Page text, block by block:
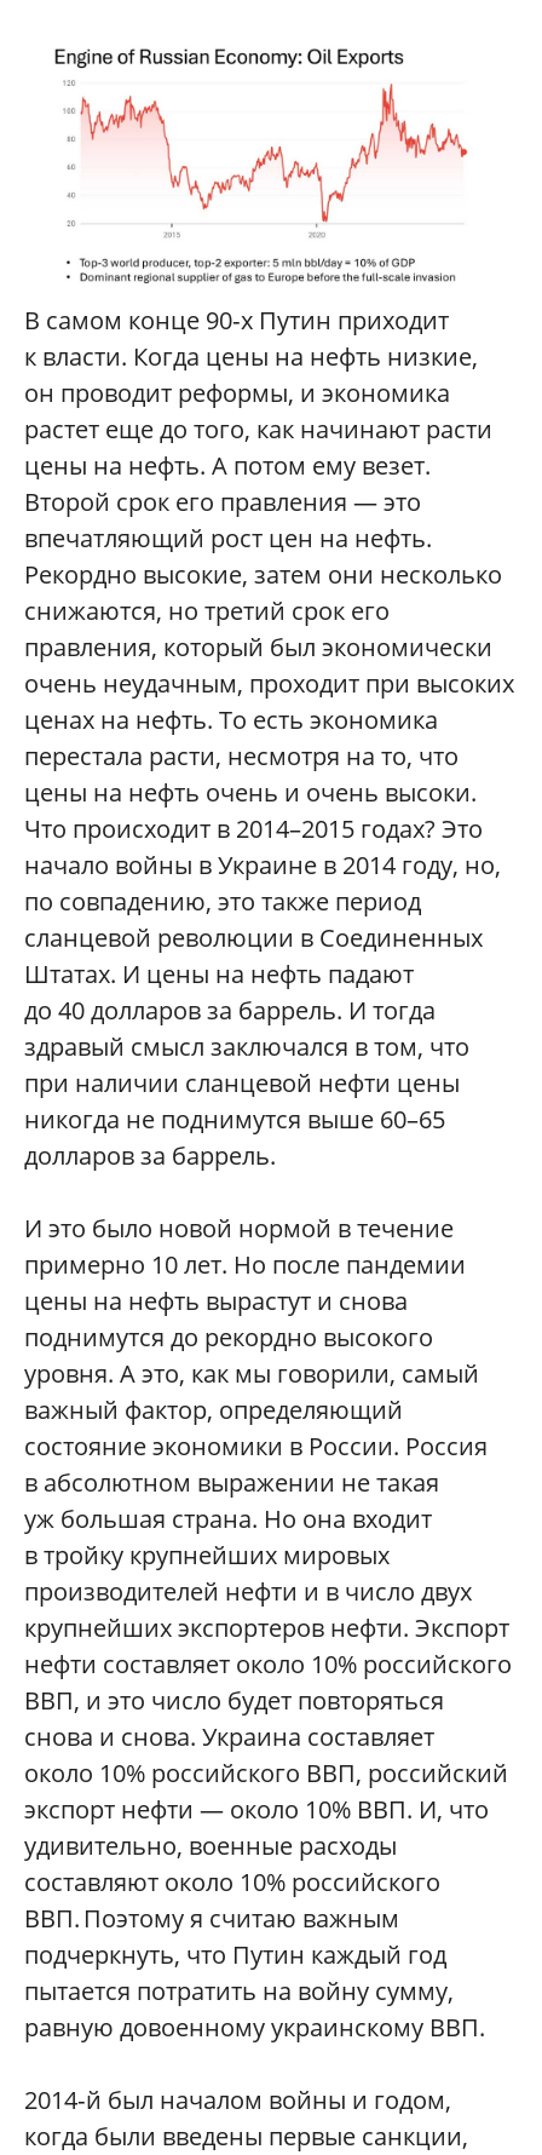
В самом конце 90‑х Путин приходит
к власти. Когда цены на нефть низкие,
он проводит реформы, и экономика
растет еще до того, как начинают расти
цены на нефть. А потом ему везет.
Второй срок его правления — это
впечатляющий рост цен на нефть.
Рекордно высокие, затем они несколько
снижаются, но третий срок его
правления, который был экономически
очень неудачным, проходит при высоких
ценах на нефть. То есть экономика
перестала расти, несмотря на то, что
цены на нефть очень и очень высоки.
Что происходит в 2014–2015 годах? Это
начало войны в Украине в 2014 году, но,
по совпадению, это также период
сланцевой революции в Соединенных
Штатах. И цены на нефть падают
до 40 долларов за баррель. И тогда
здравый смысл заключался в том, что
при наличии сланцевой нефти цены
никогда не поднимутся выше 60–65
долларов за баррель.
И это было новой нормой в течение
примерно 10 лет. Но после пандемии
цены на нефть вырастут и снова
поднимутся до рекордно высокого
уровня. А это, как мы говорили, самый
важный фактор, определяющий
состояние экономики в России. Россия
в абсолютном выражении не такая
уж большая страна. Но она входит
в тройку крупнейших мировых
производителей нефти и в число двух
крупнейших экспортеров нефти. Экспорт
нефти составляет около 10% российского
ВВП, и это число будет повторяться
снова и снова. Украина составляет
около 10% российского ВВП, российский
экспорт нефти — около 10% ВВП. И, что
удивительно, военные расходы
составляют около 10% российского
ВВП. Поэтому я считаю важным
подчеркнуть, что Путин каждый год
пытается потратить на войну сумму,
равную довоенному украинскому ВВП.
2014‑й был началом войны и годом,
когда были введены первые санкции,